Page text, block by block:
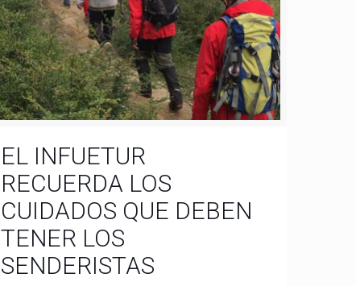
EL INFUETUR
RECUERDA LOS
CUIDADOS QUE DEBEN
TENER LOS
SENDERISTAS